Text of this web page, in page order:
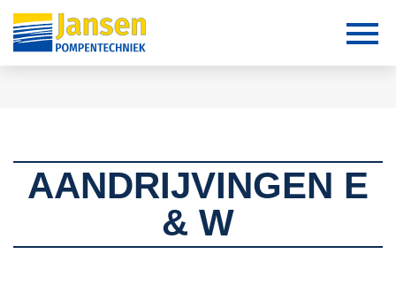
AANDRIJVINGEN E
& W